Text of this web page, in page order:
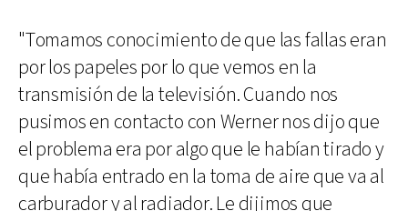
"Tomamos conocimiento de que las fallas eran
por los papeles por lo que vemos en la
transmisión de la televisión. Cuando nos
pusimos en contacto con Werner nos dijo que
el problema era por algo que le habían tirado y
que había entrado en la toma de aire que va al
carburador y al radiador. Le dijimos que